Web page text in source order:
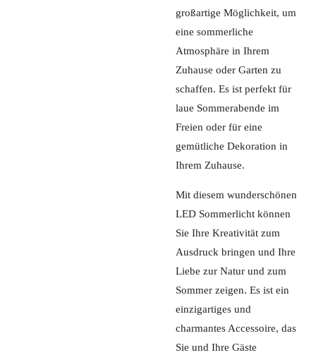
großartige Möglichkeit, um
eine sommerliche
Atmosphäre in Ihrem
Zuhause oder Garten zu
schaffen. Es ist perfekt für
laue Sommerabende im
Freien oder für eine
gemütliche Dekoration in
Ihrem Zuhause.
Mit diesem wunderschönen
LED Sommerlicht können
Sie Ihre Kreativität zum
Ausdruck bringen und Ihre
Liebe zur Natur und zum
Sommer zeigen. Es ist ein
einzigartiges und
charmantes Accessoire, das
Sie und Ihre Gäste